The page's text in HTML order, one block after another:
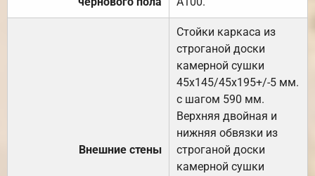
Внешние стены
Стойки каркаса из
строганой доски
камерной сушки
45х145/45х195+/-5 мм.
с шагом 590 мм.
Верхняя двойная и
нижняя обвязки из
строганой доски
камерной сушки